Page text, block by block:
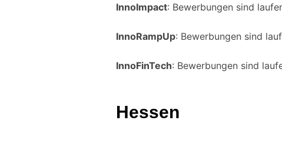
InnoImpact: Bewerbungen sind
InnoRampUp: Bewerbungen sind
InnoFinTech: Bewerbungen sind
Hessen